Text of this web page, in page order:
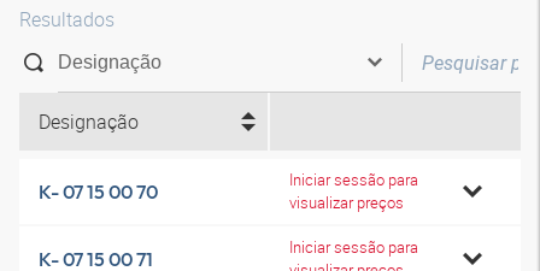
Resultados
Designação
K- 07 15 00 70
Iniciar sessão para
visualizar preços
K- 07 15 00 71
Iniciar sessão para